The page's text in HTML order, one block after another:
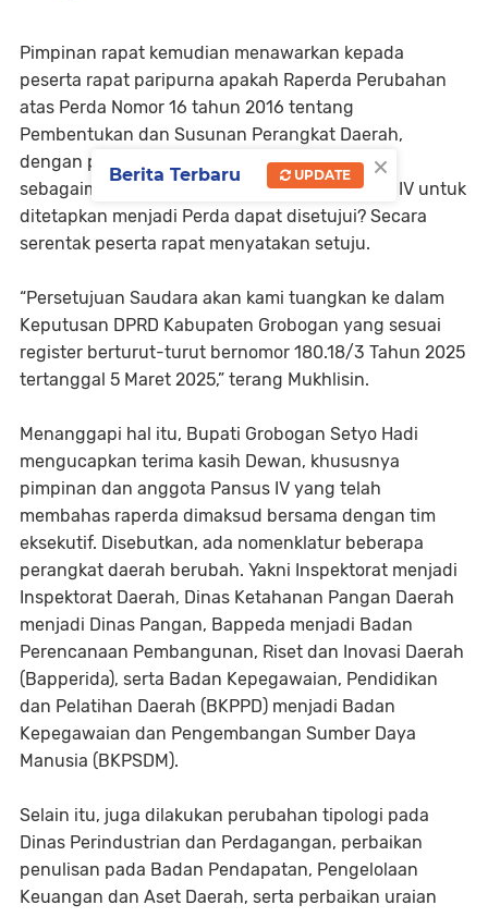
Pimpinan rapat kemudian menawarkan kepada
peserta rapat paripurna apakah Raperda Perubahan
atas Perda Nomor 16 tahun 2016 tentang
Pembentukan dan Susunan Perangkat Daerah,
dengan perubahan atau penyempurnaan
sebagaimana laporan hasil rapat kerja Pansus IV untuk
ditetapkan menjadi Perda dapat disetujui? Secara
serentak peserta rapat menyatakan setuju.
“Persetujuan Saudara akan kami tuangkan ke dalam
Keputusan DPRD Kabupaten Grobogan yang sesuai
register berturut-turut bernomor 180.18/3 Tahun 2025
tertanggal 5 Maret 2025,” terang Mukhlisin.
Menanggapi hal itu, Bupati Grobogan Setyo Hadi
mengucapkan terima kasih Dewan, khususnya
pimpinan dan anggota Pansus IV yang telah
membahas raperda dimaksud bersama dengan tim
eksekutif. Disebutkan, ada nomenklatur beberapa
perangkat daerah berubah. Yakni Inspektorat menjadi
Inspektorat Daerah, Dinas Ketahanan Pangan Daerah
menjadi Dinas Pangan, Bappeda menjadi Badan
Perencanaan Pembangunan, Riset dan Inovasi Daerah
(Bapperida), serta Badan Kepegawaian, Pendidikan
dan Pelatihan Daerah (BKPPD) menjadi Badan
Kepegawaian dan Pengembangan Sumber Daya
Manusia (BKPSDM).
Selain itu, juga dilakukan perubahan tipologi pada
Dinas Perindustrian dan Perdagangan, perbaikan
penulisan pada Badan Pendapatan, Pengelolaan
Keuangan dan Aset Daerah, serta perbaikan uraian
×
Berita Terbaru UPDATE